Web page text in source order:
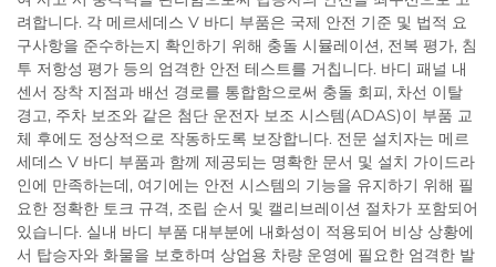
려합니다. 각 메르세데스 V 바디 부품은 국제 안전 기준 및 법적 요
구사항을 준수하는지 확인하기 위해 충돌 시뮬레이션, 전복 평가, 침
투 저항성 평가 등의 엄격한 안전 테스트를 거칩니다. 바디 패널 내
센서 장착 지점과 배선 경로를 통합함으로써 충돌 회피, 차선 이탈
경고, 주차 보조와 같은 첨단 운전자 보조 시스템(ADAS)이 부품 교
체 후에도 정상적으로 작동하도록 보장합니다. 전문 설치자는 메르
세데스 V 바디 부품과 함께 제공되는 명확한 문서 및 설치 가이드라
인에 만족하는데, 여기에는 안전 시스템의 기능을 유지하기 위해 필
요한 정확한 토크 규격, 조립 순서 및 캘리브레이션 절차가 포함되어
있습니다. 실내 바디 부품 대부분에 내화성이 적용되어 비상 상황에
서 탑승자와 화물을 보호하며 상업용 차량 운영에 필요한 엄격한 발